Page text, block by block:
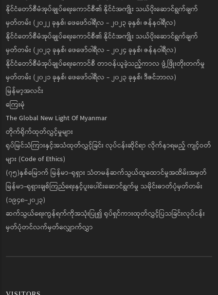
မီဒီယာနှင့်သတင်းအချက်အလက်ဆိုင်ရာ သိနားလည်မှု
နိုင်ငံတော်စီမံအုပ်ချုပ်ရေးကောင်စီ၏ နိုင်ငံအကျိုး သယ်ပိုးဆောင်ရွက်ချက်
မှတ်တမ်း (၂၀၂၂ ခုနှစ်၊ ဖေဖော်ဝါရီလ - ၂၀၂၃ ခုနှစ်၊ ဇန်နဝါရီလ)
နိုင်ငံတော်စီမံအုပ်ချုပ်ရေးကောင်စီ၏ နိုင်ငံအကျိုး သယ်ပိုးဆောင်ရွက်ချက်
မှတ်တမ်း (၂၀၂၃ ခုနှစ်၊ ဖေဖော်ဝါရီလ - ၂၀၂၄ ခုနှစ်၊ ဇန်နဝါရီလ)
နိုင်ငံတော်စီမံအုပ်ချုပ်ရေးကောင်စီ တာဝန်ယူခဲ့သည့်ကာလ ဖွံ့ဖြိုးတိုးတက်မှု
မှတ်တမ်း (၂၀၂၁ ခုနှစ်၊ ဖေဖော်ဝါရီလ - ၂၀၂၃ ခုနှစ်၊ ဒီဇင်ဘာလ)
မြန်မာ့အလင်း
ကြေးမုံ
The Global New Light Of Myanmar
တိုက်ရိုက်ထုတ်လွှင့်မှုများ
ရုပ်မြင်သံကြားနှင့်အသံထုတ်လွှင့်ခြင်း လုပ်ငန်းဆိုင်ရာ လိုက်နာရမည့် ကျင့်ဝတ်
များ (Code of Ethics)
(၇၅)နှစ်မြောက် မြန်မာ-ရုရှား သံတမန်ဆက်သွယ်ထူထောင်မှုအထိမ်းအမှတ်
မြန်မာ-ရုရှားချစ်ကြည်ရေးနှင့်ပူးပေါင်းဆောင်ရွက်မှု သမိုင်းဓာတ်ပုံမှတ်တမ်း
(၁၉၄၈-၂၀၂၃)
ဆက်သွယ်ရေးကွန်ရက်ကိုအသုံးပြု၍ ရုပ်ရှင်ကားထုတ်လွှင့်ပြသခြင်းလုပ်ငန်း